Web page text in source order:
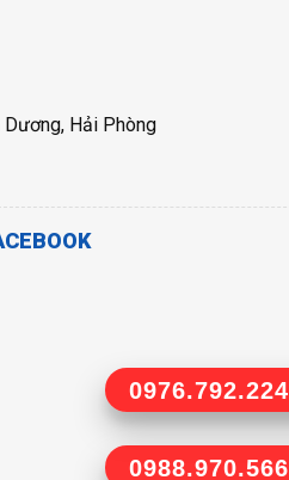
0976.792.224
0988.970.566
Dương, Hải Phòng